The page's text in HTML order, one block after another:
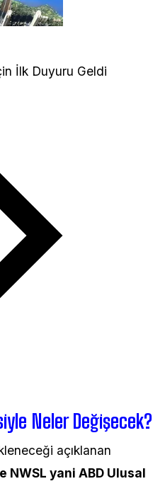
İlk Duyuru Geldi
Neler Değişecek?
açıklanan
NWSL yani ABD Ulusal